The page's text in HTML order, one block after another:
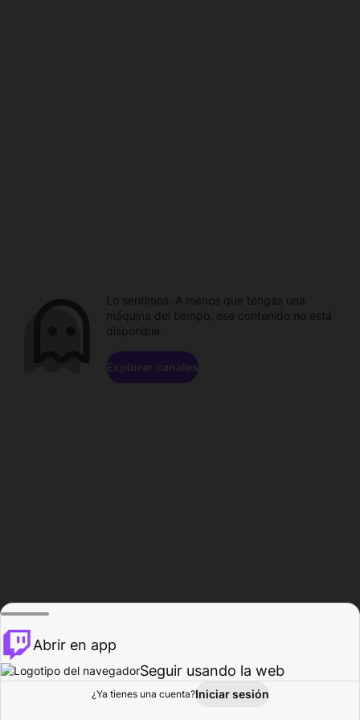
Explorar Actividad
Lo sentimos. A menos que tengas una
máquina del tiempo, ese contenido no está
disponible.
Explorar canales
Abrir en app
Seguir usando la web
¿Ya tienes una cuenta?Iniciar sesión